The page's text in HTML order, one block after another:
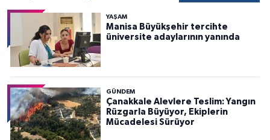
YAŞAM
Manisa Büyükşehir tercihte
üniversite adaylarının yanında
GÜNDEM
Çanakkale Alevlere Teslim: Yangın
Rüzgarla Büyüyor, Ekiplerin
Mücadelesi Sürüyor